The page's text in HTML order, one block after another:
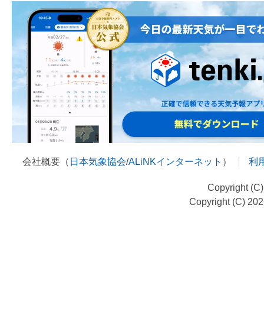
会社概要（ 日本気象協会/ALiNKインターネット ） 利
Copyright
Copyright (C)